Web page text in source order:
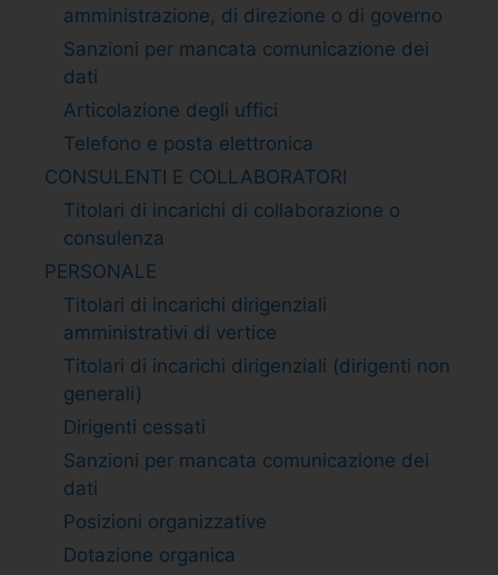
amministrazione, di direzione o di governo
Sanzioni per mancata comunicazione dei
dati
Articolazione degli uffici
Telefono e posta elettronica
CONSULENTI E COLLABORATORI
Titolari di incarichi di collaborazione o
consulenza
PERSONALE
Titolari di incarichi dirigenziali
amministrativi di vertice
Titolari di incarichi dirigenziali (dirigenti non
generali)
Dirigenti cessati
Sanzioni per mancata comunicazione dei
dati
Posizioni organizzative
Dotazione organica